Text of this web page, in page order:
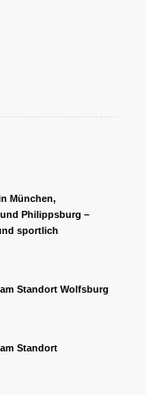
München,
Philippsburg –
sportlich
Standort Wolfsburg
Standort